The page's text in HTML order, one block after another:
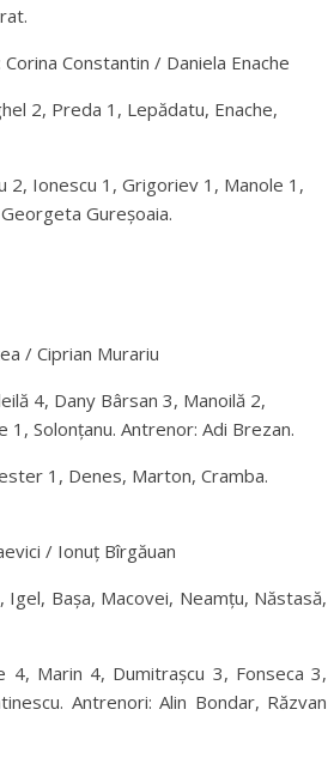
Constantin / Daniela Enache
2, Preda 1, Lepădatu, Enache,
2, Ionescu 1, Grigoriev 1, Manole 1,
Gureșoaia.
/ Ciprian Murariu
4, Dany Bârsan 3, Manoilă 2,
Solonțanu. Antrenor: Adi Brezan.
1, Denes, Marton, Cramba.
/ Ionuț Bîrgăuan
Igel, Bașa, Macovei, Neamțu, Năstasă,
4, Marin 4, Dumitrașcu 3, Fonseca 3,
Antrenori: Alin Bondar, Răzvan